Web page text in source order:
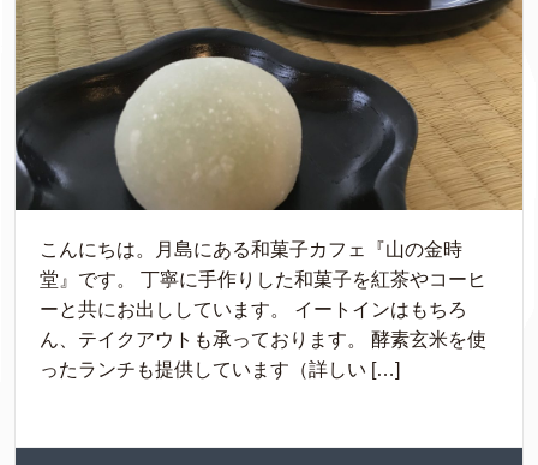
こんにちは。月島にある和菓子カフェ『山の金時
堂』です。 丁寧に手作りした和菓子を紅茶やコーヒ
ーと共にお出ししています。 イートインはもちろ
ん、テイクアウトも承っております。 酵素玄米を使
ったランチも提供しています（詳しい […]